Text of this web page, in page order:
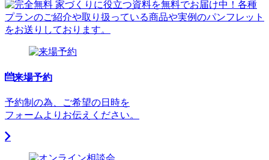
来場予約
予約制の為、ご希望の日時を
フォームよりお伝えください。